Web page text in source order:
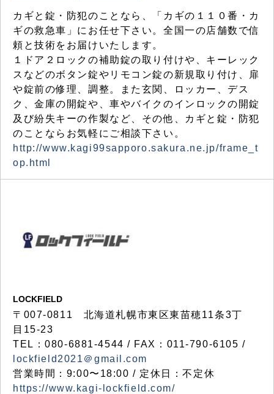
カギと錠・防犯のことなら、「カギの１１０番・カ
ギの救急車」にお任せ下さい。全国一の店舗数で信
頼と技術をお届けいたします。
１ドア２ロックの補助錠の取り付けや、キーレック
スなどのボタン錠やリモコン錠の新規取り付け、扉
や錠前の修理、調整。また玄関、ロッカー、デス
ク、金庫の開錠や、車やバイクのインロックの開錠
及び紛失キーの作製など、その他、カギと錠・防犯
のことならお気軽にご相談下さい。
http://www.kagi99sapporo.sakura.ne.jp/frame_t
op.html
LOCKFIELD
〒007-0811 北海道札幌市東区東苗穂11条3丁
目15-23
TEL：080-6881-4544 / FAX：011-790-6105 /
lockfield2021＠gmail.com
営業時間：9:00〜18:00 / 定休日：不定休
https://www.kagi-lockfield.com/